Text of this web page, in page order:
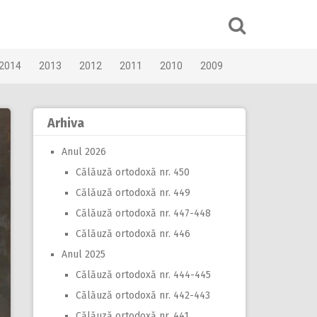
2013 2012 2011 2010 2009
Arhiva
Anul 2026
Călăuză ortodoxă nr. 450
Călăuză ortodoxă nr. 449
Călăuză ortodoxă nr. 447-448
Călăuză ortodoxă nr. 446
Anul 2025
Călăuză ortodoxă nr. 444-445
Călăuză ortodoxă nr. 442-443